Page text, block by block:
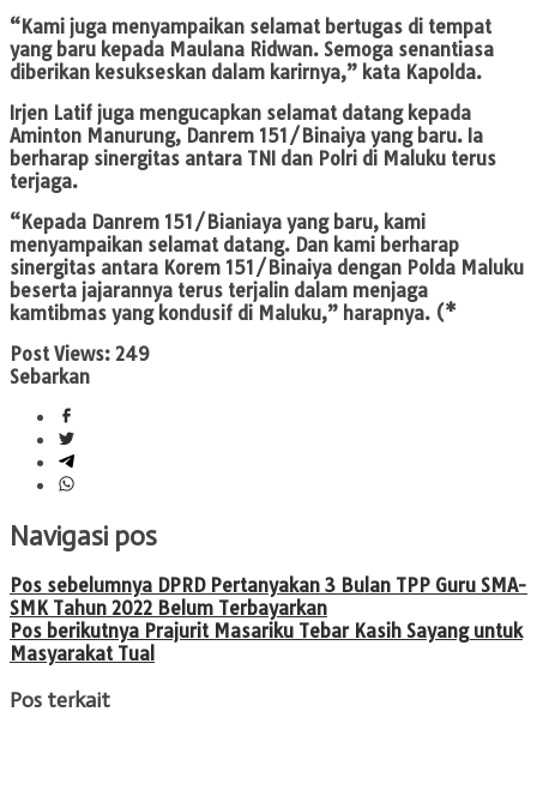
“Kami juga menyampaikan selamat bertugas di tempat
yang baru kepada Maulana Ridwan. Semoga senantiasa
diberikan kesukseskan dalam karirnya,” kata Kapolda.
Irjen Latif juga mengucapkan selamat datang kepada
Aminton Manurung, Danrem 151/Binaiya yang baru. Ia
berharap sinergitas antara TNI dan Polri di Maluku terus
terjaga.
“Kepada Danrem 151/Bianiaya yang baru, kami
menyampaikan selamat datang. Dan kami berharap
sinergitas antara Korem 151/Binaiya dengan Polda Maluku
beserta jajarannya terus terjalin dalam menjaga
kamtibmas yang kondusif di Maluku,” harapnya. (*
Post Views: 249
Sebarkan
Navigasi pos
Pos sebelumnya DPRD Pertanyakan 3 Bulan TPP Guru SMA-
SMK Tahun 2022 Belum Terbayarkan
Pos berikutnya Prajurit Masariku Tebar Kasih Sayang untuk
Masyarakat Tual
Pos terkait